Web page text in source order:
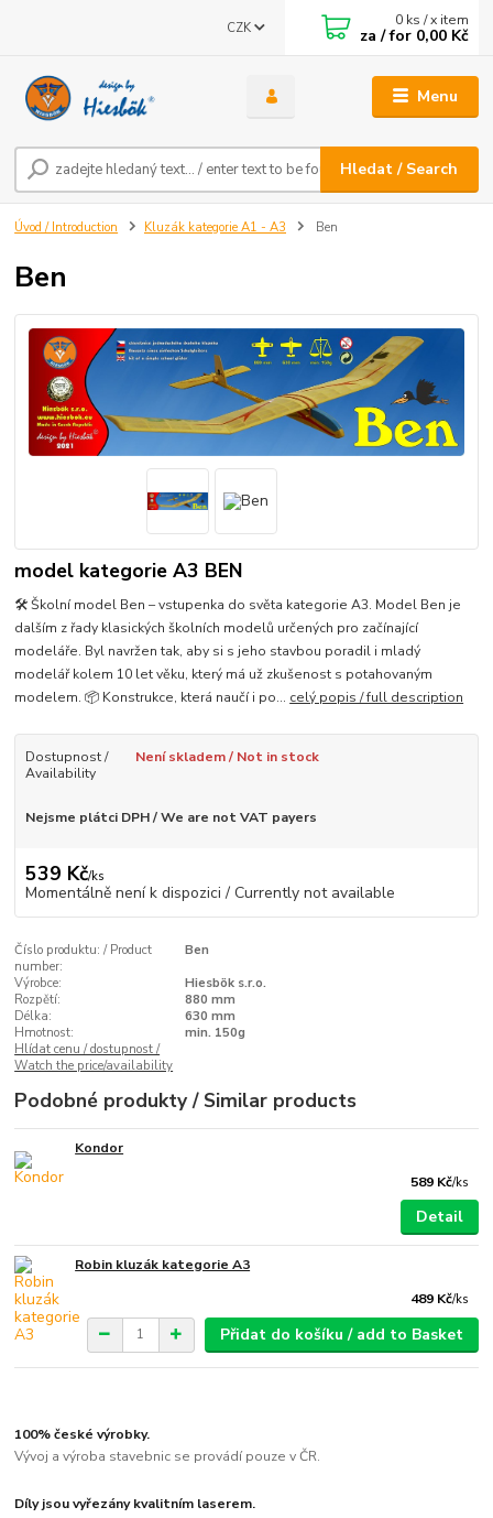
Menu
CZK
Hledat / Search
0 ks / x item
za / for 0,00 Kč
Úvod / Introduction Kluzák kategorie A1 - A3 Ben
Ben
model kategorie A3 BEN
🛠️ Školní model Ben – vstupenka do světa kategorie A3. Model Ben je
dalším z řady klasických školních modelů určených pro začínající
modeláře. Byl navržen tak, aby si s jeho stavbou poradil i mladý
modelář kolem 10 let věku, který má už zkušenost s potahovaným
modelem. 📦 Konstrukce, která naučí i po... celý popis / full description
Dostupnost /
Availability
Není skladem / Not in stock
Nejsme plátci DPH / We are not VAT payers
539 Kč/ks
Momentálně není k dispozici / Currently not available
Číslo produktu: / Product
number:
Ben
Výrobce:
Hiesbök s.r.o.
Rozpětí:
880 mm
Délka:
630 mm
Hmotnost:
min. 150g
Hlídat cenu / dostupnost /
Watch the price/availability
Podobné produkty / Similar products
Kondor
589 Kč/ks
Detail
Robin kluzák kategorie A3
489 Kč/ks
Přidat do košíku / add to Basket
100% české výrobky.
Vývoj a výroba stavebnic se provádí pouze v ČR.
Díly jsou vyřezány kvalitním laserem.